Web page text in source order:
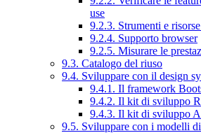
use
9.2.3. Strumenti e
9.2.4. Supporto browser
9.2.5. Misurare le
9.3. Catalogo del riuso
9.4. Sviluppare con il design
9.4.1. Il framework
9.4.2. Il kit di sviluppo
9.4.3. Il kit di sviluppo
9.5. Sviluppare con i modelli